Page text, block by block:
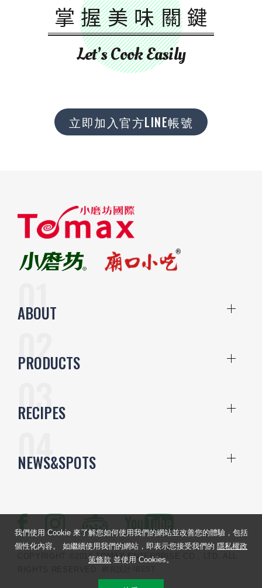
掌握美味關鍵
Let’s Cook Easily
立即加入官方LINE帳號
ABOUT
PRODUCTS
RECIPES
NEWS&SPOTS
COPYRIGHT ©2018 TOMAX ENTERPRISE CO., LTD. ALL
我們使用 Cookie 來了解您如何使用我們的網站並改善您的體驗，包括
個性化內容。 如繼續使用我們的網站，即表示您接受我們的 隱私權政
策條款 並使用 Cookies。